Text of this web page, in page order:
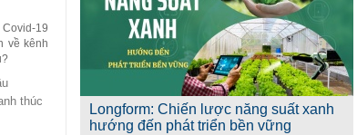
19
về kênh
thúc
Longform: Chiến lược năng suất xanh
hướng đến phát triển bền vững